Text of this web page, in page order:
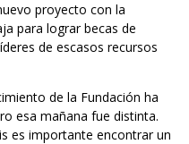
proyecto con la
para lograr becas de
de escasos recursos
de la Fundación ha
esa mañana fue distinta.
es importante encontrar un